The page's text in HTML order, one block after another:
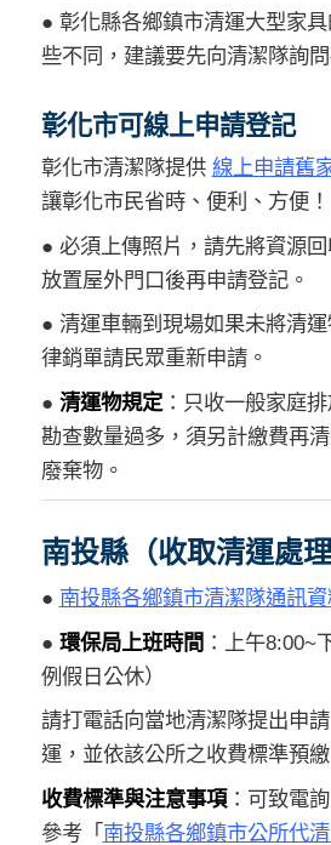
● 彰化縣各鄉鎮市清運大型家
些不同，建議要先向清潔隊詢問
彰化市可線上申請登記
彰化市清潔隊提供 線上申請舊
讓彰化市民省時、便利、方便！
● 必須上傳照片，請先將資源
放置屋外門口後再申請登記。
● 清運車輛到現場如果未將清
律銷單請民眾重新申請。
● 清運物規定：只收一般家庭
勘查數量過多，須另計繳費再
廢棄物。
南投縣（收取清運處理
● 南投縣各鄉鎮市清潔隊通訊
● 環保局上班時間 ：上午8:00~
例假日公休）
請打電話向當地清潔隊提出申
運，並依該公所之收費標準預繳
收費標準與注意事項：可致電
參考「 南投縣各鄉鎮市公所代